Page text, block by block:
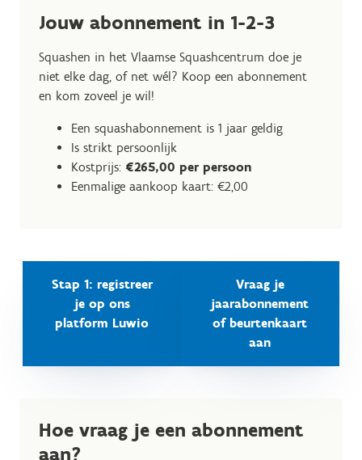
Jouw abonnement in 1-2-3
Squashen in het Vlaamse Squashcentrum doe je
niet elke dag, of net wél? Koop een abonnement
en kom zoveel je wil!
Een squashabonnement is 1 jaar geldig
Is strikt persoonlijk
Kostprijs: €265,00 per persoon
Eenmalige aankoop kaart: €2,00
Stap 1: registreer
je op ons
platform Luwio
Vraag je
jaarabonnement
of beurtenkaart
aan
Hoe vraag je een abonnement
aan?